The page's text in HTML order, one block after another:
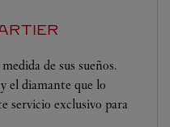
de sus sueños.
el diamante que lo
servicio exclusivo para